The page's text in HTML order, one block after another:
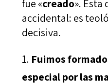
fue «creado».
accidental: es
decisiva.
Fuimos
especial por las